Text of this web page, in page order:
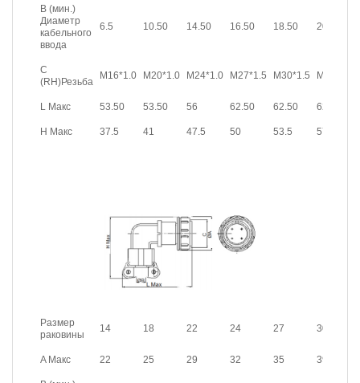
B (мин.)
Диаметр
кабельного
ввода
6.5 10.50 14.50 16.50 18.50 20.50
C
(RH)Резьба
M16*1.0 M20*1.0 M24*1.0 M27*1.5 M30*1.5 M33*1.5
L Макс 53.50 53.50 56 62.50 62.50 62.50
H Макс 37.5 41 47.5 50 53.5 57.5
Размер
раковины
14 18 22 24 27 30
A Макс 22 25 29 32 35 39